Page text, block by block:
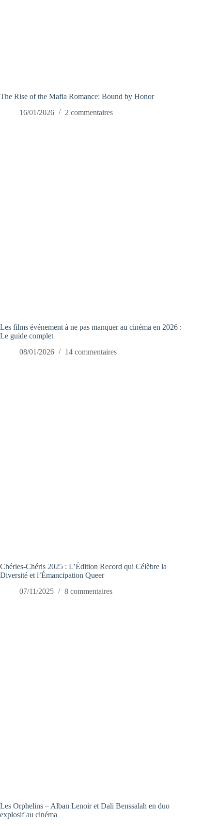
The Rise of the Mafia Romance: Bound by Honor
16/01/2026
2 commentaires
Les films événement à ne pas manquer au cinéma en 2026 :
Le guide complet
08/01/2026
14 commentaires
Chéries-Chéris 2025 : L’Édition Record qui Célèbre la
Diversité et l’Émancipation Queer
07/11/2025
8 commentaires
Les Orphelins – Alban Lenoir et Dali Benssalah en duo
explosif au cinéma